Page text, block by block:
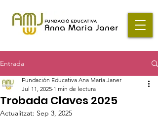
Entrada
Trobada Claves 2025
Fundación Educativa Ana María Janer
Jul 11, 2025 1 min de lectura
Actualitzat: Sep 3, 2025